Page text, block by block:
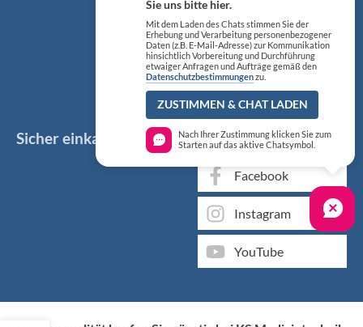
Sicher einkaufen Social Media
Facebook
Instagram
YouTube
Sie uns bitte hier.
Mit dem Laden des Chats stimmen Sie der
Erhebung und Verarbeitung personenbezogener
Daten (z.B. E-Mail-Adresse) zur Kommunikation
hinsichtlich Vorbereitung und Durchführung
etwaiger Anfragen und Aufträge gemäß den
Datenschutzbestimmungenzu.
ZUSTIMMEN & CHAT LADEN
Nach Ihrer Zustimmung klicken Sie zum
Starten auf das aktive Chatsymbol.